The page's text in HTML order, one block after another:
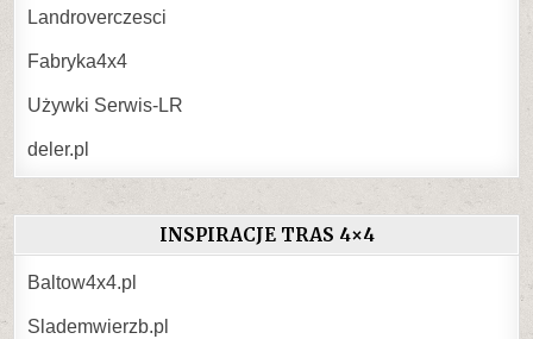
Landroverczesci
Fabryka4x4
Używki Serwis-LR
deler.pl
INSPIRACJE TRAS 4×4
Baltow4x4.pl
Slademwierzb.pl